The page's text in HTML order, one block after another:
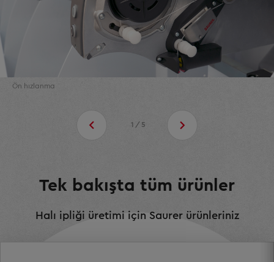
Ön hızlanma
1/5
Tek bakışta tüm ürünler
Halı ipliği üretimi için Saurer ürünleriniz